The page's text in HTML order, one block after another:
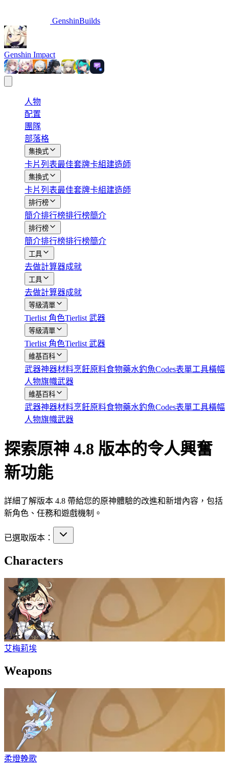
GenshinBuilds
Genshin Impact
人物
配置
團隊
部落格
集換式
卡片列表最佳套牌卡組建造師
集換式
卡片列表最佳套牌卡組建造師
排行榜
簡介排行榜排行榜簡介
排行榜
簡介排行榜排行榜簡介
工具
去做計算器成就
工具
去做計算器成就
等級清單
Tierlist 角色Tierlist 武器
等級清單
Tierlist 角色Tierlist 武器
維基百科
武器神器材料烹飪原料食物藥水釣魚Codes表單工具橫幅
人物旗幟武器
維基百科
武器神器材料烹飪原料食物藥水釣魚Codes表單工具橫幅
人物旗幟武器
探索原神 4.8 版本的令人興奮
新功能
詳細了解版本 4.8 帶給您的原神體驗的改進和新增內容，包括
新角色、任務和遊戲機制。
已選取版本：
Characters
艾梅莉埃
Weapons
柔燈輓歌